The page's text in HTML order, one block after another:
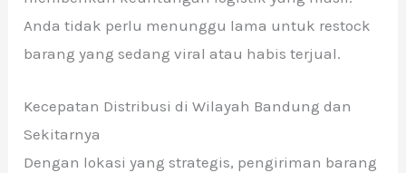
Anda tidak perlu menunggu lama untuk restock
barang yang sedang viral atau habis terjual.
Kecepatan Distribusi di Wilayah Bandung dan
Sekitarnya
Dengan lokasi yang strategis, pengiriman barang